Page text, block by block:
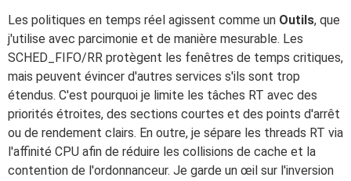
Les politiques en temps réel agissent comme un Outils, que
j'utilise avec parcimonie et de manière mesurable. Les
SCHED_FIFO/RR protègent les fenêtres de temps critiques,
mais peuvent évincer d'autres services s'ils sont trop
étendus. C'est pourquoi je limite les tâches RT avec des
priorités étroites, des sections courtes et des points d'arrêt
ou de rendement clairs. En outre, je sépare les threads RT via
l'affinité CPU afin de réduire les collisions de cache et la
contention de l'ordonnanceur. Je garde un œil sur l'inversion